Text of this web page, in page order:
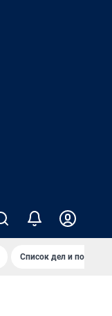
Список дел и покупок